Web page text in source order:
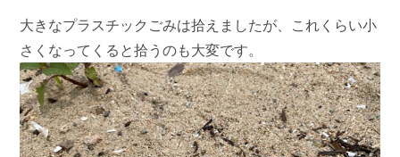
大きなプラスチックごみは拾えましたが、これくらい小
さくなってくると拾うのも大変です。